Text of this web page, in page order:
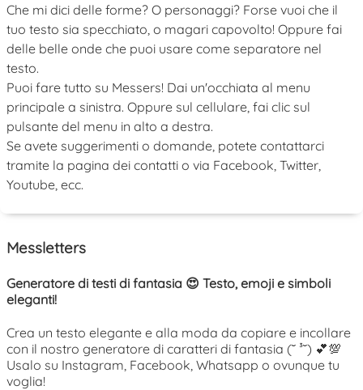
Che mi dici delle forme? O personaggi? Forse vuoi che il
tuo testo sia specchiato, o magari capovolto! Oppure fai
delle belle onde che puoi usare come separatore nel
testo.
Puoi fare tutto su Messers! Dai un'occhiata al menu
principale a sinistra. Oppure sul cellulare, fai clic sul
pulsante del menu in alto a destra.
Se avete suggerimenti o domande, potete contattarci
tramite la pagina dei contatti o via Facebook, Twitter,
Youtube, ecc.
Messletters
Generatore di testi di fantasia 😍 Testo, emoji e simboli
eleganti!
Crea un testo elegante e alla moda da copiare e incollare
con il nostro generatore di caratteri di fantasia (˘ ³˘) 💕💯
Usalo su Instagram, Facebook, Whatsapp o ovunque tu
voglia!